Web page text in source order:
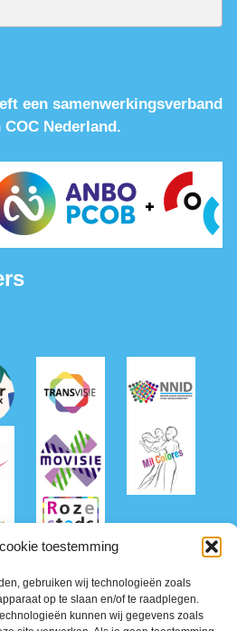
toestemming
gebruiken wij technologieën zoals
op te slaan en/of te raadplegen.
kunnen wij gegevens zoals
een samenwerkingsverband
Nederland.